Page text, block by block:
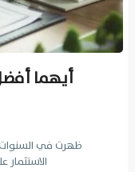
أيهما
ظهرت في السنوات
الاستثمار